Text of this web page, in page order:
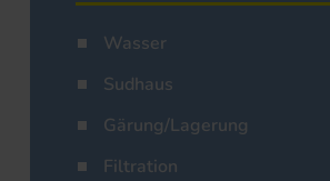
Wasser
Sudhaus
Gärung/Lagerung
Filtration